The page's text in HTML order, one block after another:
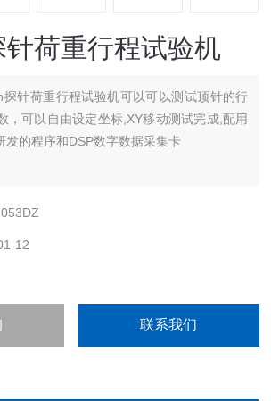
荷重行程试验机
探针荷重行程试验机可以可以测试顶针的行
，可以自由设定坐标,XY移动测试完成,配用
发的程序和DSP数字数据采集卡
12
联系我们